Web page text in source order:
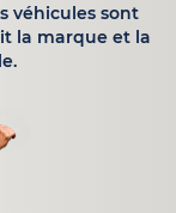
véhicules sont
la marque et la